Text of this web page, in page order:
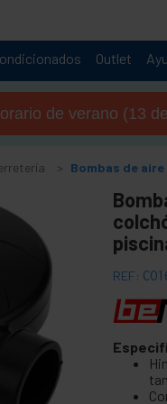
Outlet
de verano (13
Bombas de
REF: